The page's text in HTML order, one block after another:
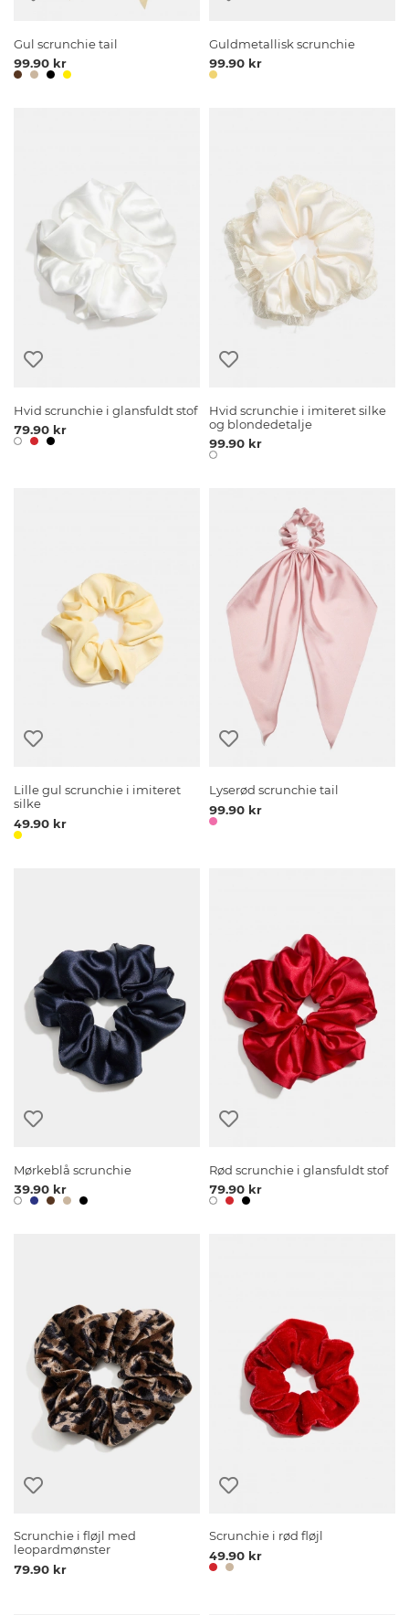
Gul scrunchie tail
99.90 kr
Guldmetallisk scrunchie
99.90 kr
Hvid scrunchie i glansfuldt stof
79.90 kr
Hvid scrunchie i imiteret silke
og blondedetalje
99.90 kr
Lille gul scrunchie i imiteret
silke
49.90 kr
Lyserød scrunchie tail
99.90 kr
Mørkeblå scrunchie
39.90 kr
Rød scrunchie i glansfuldt stof
79.90 kr
Scrunchie i fløjl med
leopardmønster
79.90 kr
Scrunchie i rød fløjl
49.90 kr